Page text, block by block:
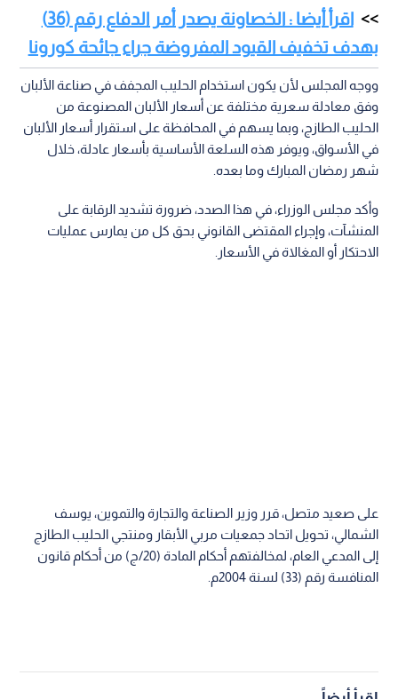
اقرأ أيضا : الخصاونة يصدر أمر الدفاع رقم (36)
بهدف تخفيف القيود المفروضة جراء جائحة كورونا
ووجه المجلس لأن يكون استخدام الحليب المجفف في صناعة الألبان
وفق معادلة سعرية مختلفة عن أسعار الألبان المصنوعة من
الحليب الطازج، وبما يسهم في المحافظة على استقرار أسعار الألبان
في الأسواق، ويوفر هذه السلعة الأساسية بأسعار عادلة، خلال
شهر رمضان المبارك وما بعده.
وأكد مجلس الوزراء، في هذا الصدد، ضرورة تشديد الرقابة على
المنشآت، وإجراء المقتضى القانوني بحق كل من يمارس عمليات
الاحتكار أو المغالاة في الأسعار.
على صعيد متصل، قرر وزير الصناعة والتجارة والتموين، يوسف
الشمالي، تحويل اتحاد جمعيات مربي الأبقار ومنتجي الحليب الطازج
إلى المدعي العام، لمخالفتهم أحكام المادة (20/ج) من أحكام قانون
المنافسة رقم (33) لسنة 2004م.